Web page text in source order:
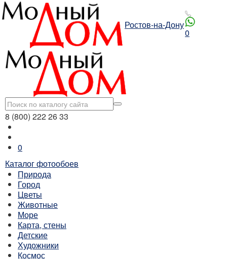
Ростов-на-Дону
0
8 (800) 222 26 33
0
Каталог фотообоев
Природа
Город
Цветы
Животные
Море
Карта, стены
Детские
Художники
Космос